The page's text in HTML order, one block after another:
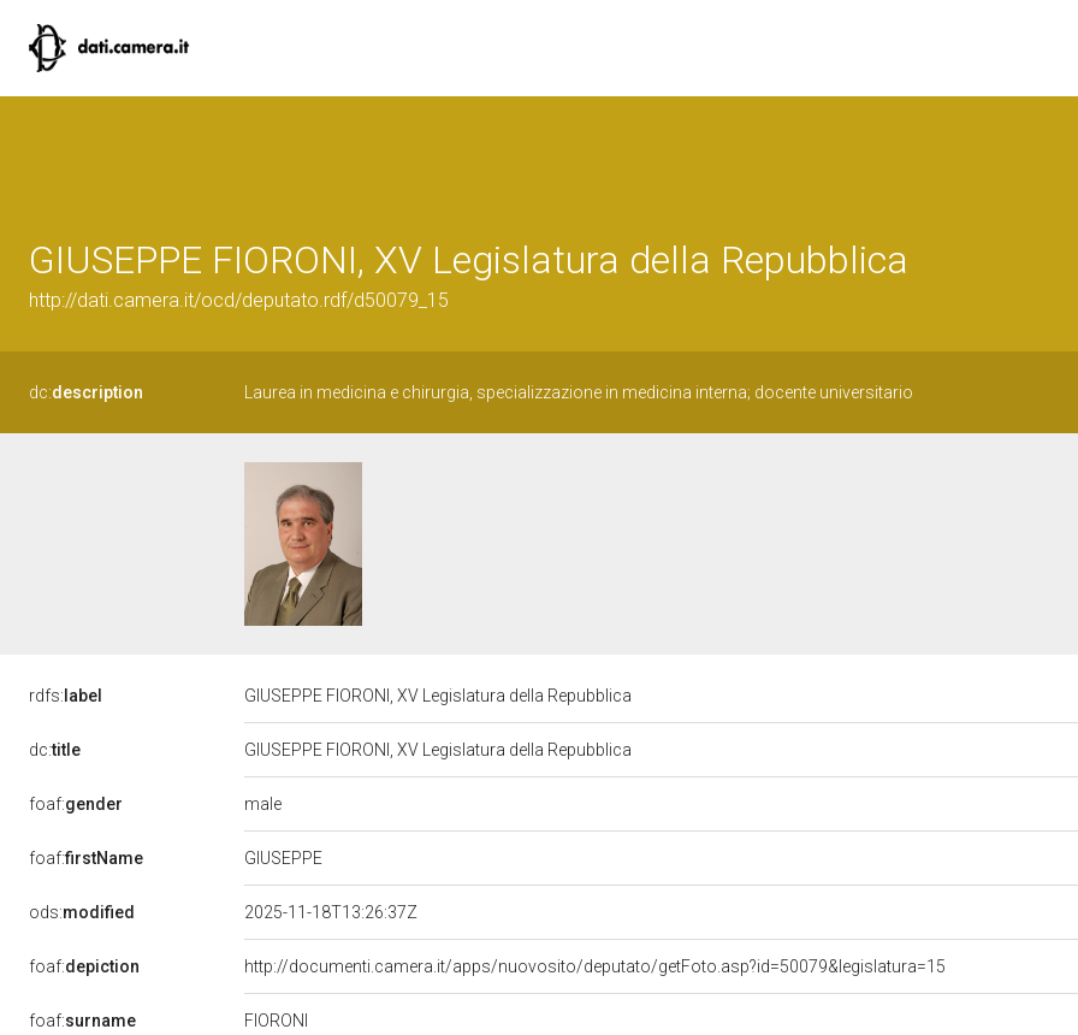
GIUSEPPE FIORONI, XV Legislatura della Repubblica
http://dati.camera.it/ocd/deputato.rdf/d50079_15
dc:description Laurea in medicina e chirurgia, specializzazione in medicina interna; docente universitario
rdfs: label GIUSEPPE FIORONI, XV Legislatura della Repubblica
dc:title GIUSEPPE FIORONI, XV Legislatura della Repubblica
foaf:gender male
foaf:firstName GIUSEPPE
ods:modified 2025-11-18T13:26:37Z
foaf:depiction http://documenti.camera.it/apps/nuovosito/deputato/getFoto.asp?id=50079&legislatura=15
foaf:surname FIORONI